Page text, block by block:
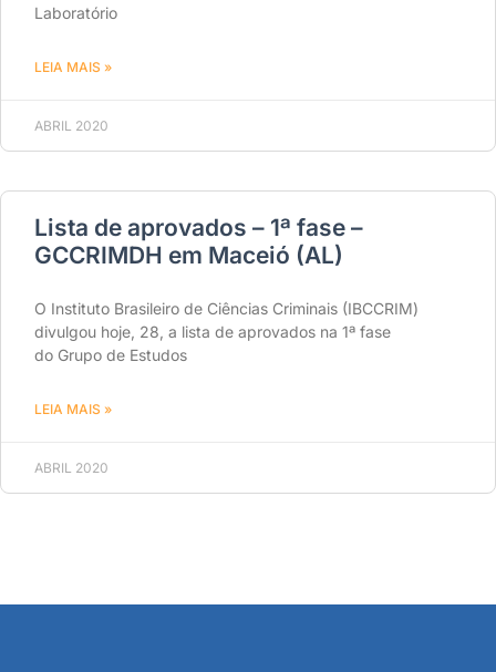
Laboratório
LEIA MAIS »
ABRIL 2020
Lista de aprovados – 1ª fase –
GCCRIMDH em Maceió (AL)
O Instituto Brasileiro de Ciências Criminais (IBCCRIM)
divulgou hoje, 28, a lista de aprovados na 1ª fase
do Grupo de Estudos
LEIA MAIS »
ABRIL 2020